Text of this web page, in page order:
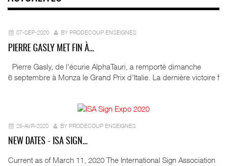
07-SEP-2020 BY PRODECOUP ENSEIGNES
PIERRE GASLY MET FIN À…
Pierre Gasly, de l’écurie AlphaTauri, a remporté dimanche
6 septembre à Monza le Grand Prix d’Italie. La dernière victoire f
25-AVR-2020 BY PRODECOUP ENSEIGNES
NEW DATES - ISA SIGN…
Current as of March 11, 2020 The International Sign Association